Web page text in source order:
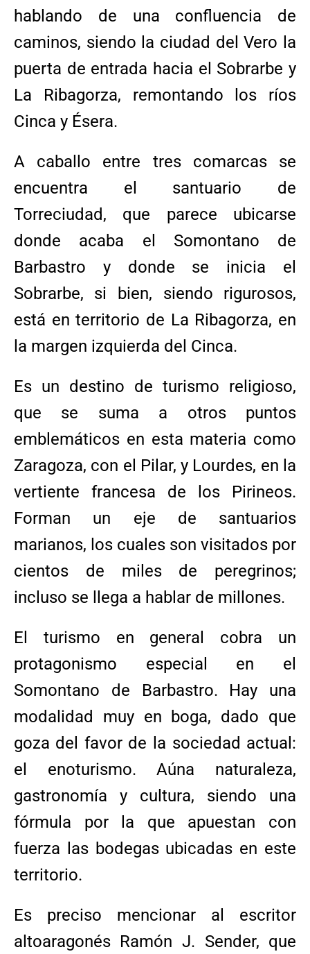
hablando de una confluencia de
caminos, siendo la ciudad del Vero la
puerta de entrada hacia el Sobrarbe y
La Ribagorza, remontando los ríos
Cinca y Ésera.
A caballo entre tres comarcas se
encuentra el santuario de
Torreciudad, que parece ubicarse
donde acaba el Somontano de
Barbastro y donde se inicia el
Sobrarbe, si bien, siendo rigurosos,
está en territorio de La Ribagorza, en
la margen izquierda del Cinca.
Es un destino de turismo religioso,
que se suma a otros puntos
emblemáticos en esta materia como
Zaragoza, con el Pilar, y Lourdes, en la
vertiente francesa de los Pirineos.
Forman un eje de santuarios
marianos, los cuales son visitados por
cientos de miles de peregrinos;
incluso se llega a hablar de millones.
El turismo en general cobra un
protagonismo especial en el
Somontano de Barbastro. Hay una
modalidad muy en boga, dado que
goza del favor de la sociedad actual:
el enoturismo. Aúna naturaleza,
gastronomía y cultura, siendo una
fórmula por la que apuestan con
fuerza las bodegas ubicadas en este
territorio.
Es preciso mencionar al escritor
altoaragonés Ramón J. Sender, que